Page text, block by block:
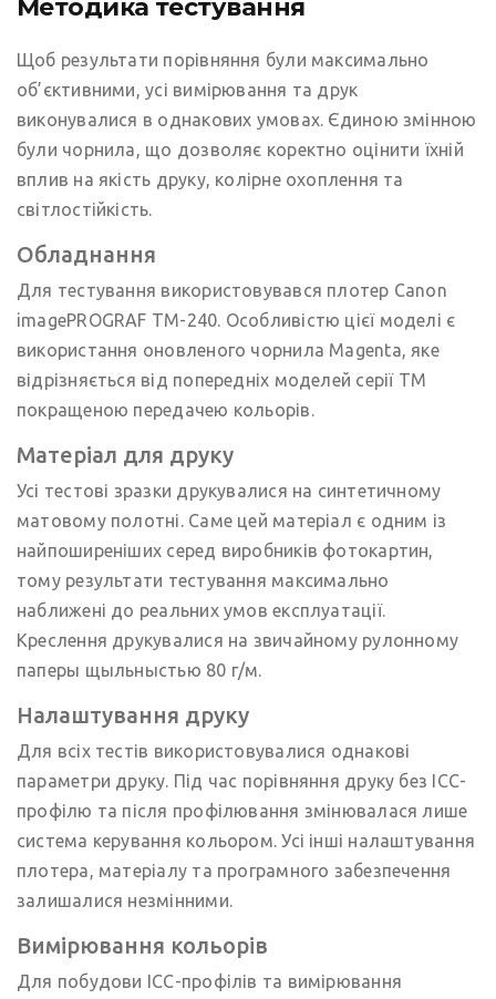
Методика тестування
Щоб результати порівняння були максимально
об’єктивними, усі вимірювання та друк
виконувалися в однакових умовах. Єдиною змінною
були чорнила, що дозволяє коректно оцінити їхній
вплив на якість друку, колірне охоплення та
світлостійкість.
Обладнання
Для тестування використовувався плотер Canon
imagePROGRAF TM-240. Особливістю цієї моделі є
використання оновленого чорнила Magenta, яке
відрізняється від попередніх моделей серії TM
покращеною передачею кольорів.
Матеріал для друку
Усі тестові зразки друкувалися на синтетичному
матовому полотні. Саме цей матеріал є одним із
найпоширеніших серед виробників фотокартин,
тому результати тестування максимально
наближені до реальних умов експлуатації.
Креслення друкувалися на звичайному рулонному
паперы щыльныстью 80 г/м.
Налаштування друку
Для всіх тестів використовувалися однакові
параметри друку. Під час порівняння друку без ICC-
профілю та після профілювання змінювалася лише
система керування кольором. Усі інші налаштування
плотера, матеріалу та програмного забезпечення
залишалися незмінними.
Вимірювання кольорів
Для побудови ICC-профілів та вимірювання